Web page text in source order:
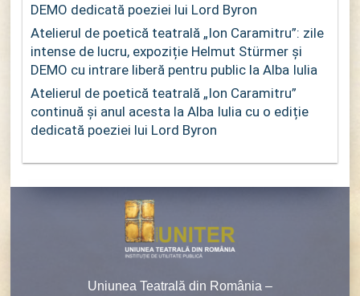
DEMO dedicată poeziei lui Lord Byron
Atelierul de poetică teatrală „Ion Caramitru”: zile
intense de lucru, expoziție Helmut Stürmer și
DEMO cu intrare liberă pentru public la Alba Iulia
Atelierul de poetică teatrală „Ion Caramitru”
continuă și anul acesta la Alba Iulia cu o ediție
dedicată poeziei lui Lord Byron
Uniunea Teatrală din România –